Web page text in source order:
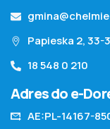
Papieska 2, 33-
18 548 0 210
Adres do e-
AE:PL-14167-